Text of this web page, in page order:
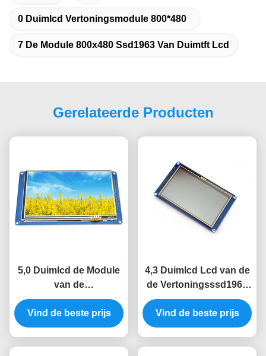
0 Duimlcd Vertoningsmodule 800*480
7 De Module 800x480 Ssd1963 Van Duimtft Lcd
Gerelateerde Producten
5,0 Duimlcd de Module
van de
Vertoningsmodule
800*480 SSD1963 8080
LCD TFT
Vind de beste prijs
4,3 Duimlcd Lcd van de
de Vertoningsssd1963
Kleur van de
Vertoningsmodule
480x272 Tft Lcd
Vind de beste prijs